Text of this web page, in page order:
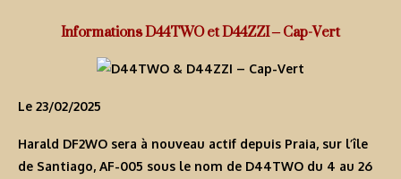
Informations D44TWO et D44ZZI – Cap-Vert
Le 23/02/2025
Harald DF2WO sera à nouveau actif depuis Praia, sur l’île
de Santiago, AF-005 sous le nom de D44TWO du 4 au 26